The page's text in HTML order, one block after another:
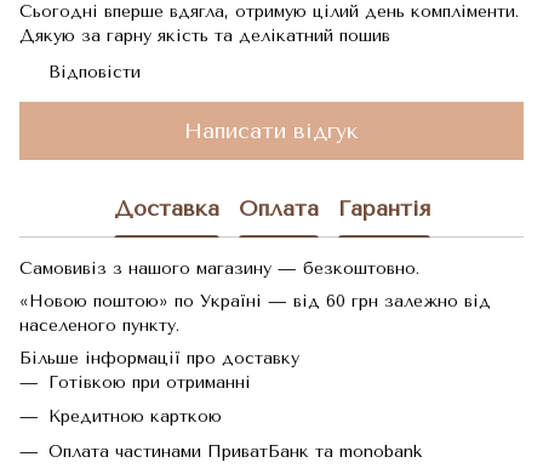
Сьогодні вперше вдягла, отримую цілий день компліменти.
Дякую за гарну якість та делікатний пошив
Відповісти
Написати відгук
Доставка Оплата Гарантія
Самовивіз з нашого магазину — безкоштовно.
«Новою поштою» по Україні — від 60 грн залежно від
населеного пункту.
Більше інформації про доставку
Готівкою при отриманні
Кредитною карткою
Оплата частинами ПриватБанк та monobank